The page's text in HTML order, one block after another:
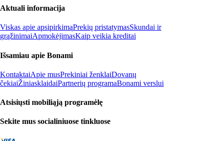
Aktuali informacija
Viskas apie apsipirkimąPrekių pristatymasSkundai ir
grąžinimaiApmokėjimasKaip veikia kreditai
Išsamiau apie Bonami
KontaktaiApie musPrekiniai ženklaiDovanų
čekiaiŽiniasklaidaiPartnerių programaBonami verslui
Atsisiųsti mobiliąją programėlę
Sekite mus socialiniuose tinkluose